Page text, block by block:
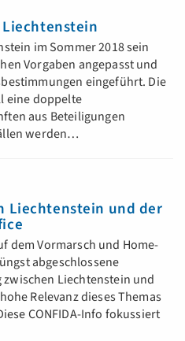
im Sommer 2018 sein
Vorgaben angepasst und
eingeführt. Die
eine doppelte
aus Beteiligungen
werden…
Liechtenstein und der
dem Vormarsch und Home-
abgeschlossene
Liechtenstein und
Relevanz dieses Themas
CONFIDA-Info fokussiert